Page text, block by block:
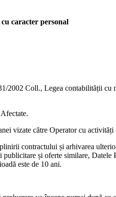
caracter personal
2002 Coll., Legea contabilității
vizate către Operator cu
contractului și arhivarea
și oferte similare, Datele
este de 10 ani.